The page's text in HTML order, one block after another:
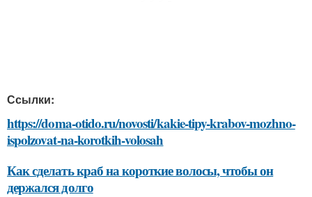
Ссылки:
https://doma-otido.ru/novosti/kakie-tipy-krabov-mozhno-
ispolzovat-na-korotkih-volosah
Как сделать краб на короткие волосы, чтобы он
держался долго